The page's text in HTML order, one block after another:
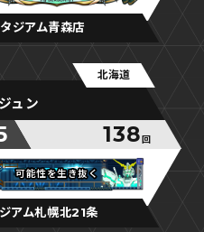
ジアム青森店
北海道
ジュン
138 回
可能性を生き抜く
可能性を生き抜く
可能性を生き抜く
アム札幌北21条